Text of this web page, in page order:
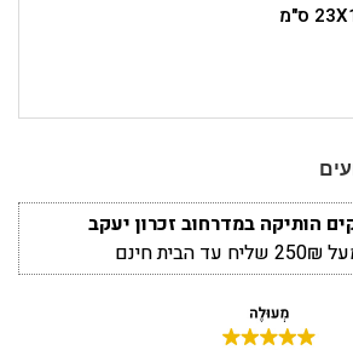
הותיקה במדרחוב זכרון יעקב
חינם